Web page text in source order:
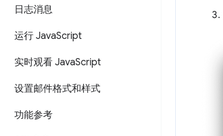
日志消息
运行 JavaScript
实时观看 JavaScript
设置邮件格式和样式
功能参考